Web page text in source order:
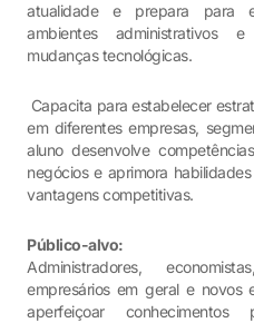
Infraestrutura e Serviços
Inovação
Sobre a ULBRA
atualidade e prepara para
ambientes administrativos
mudanças tecnológicas.
Capacita para estabelecer
em diferentes empresas,
aluno desenvolve
negócios e aprimora
vantagens competitivas.
Público-alvo:
Administradores,
empresários em geral e novos
aperfeiçoar